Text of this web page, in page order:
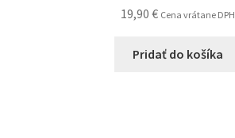
19,90 € Cena vrátane DPH
Pridať do košíka